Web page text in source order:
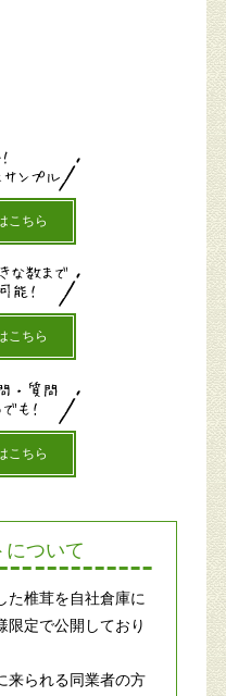
こちら
こちら
こちら
ついて
た椎茸を自社倉庫に
限定で公開しており
来られる同業者の方